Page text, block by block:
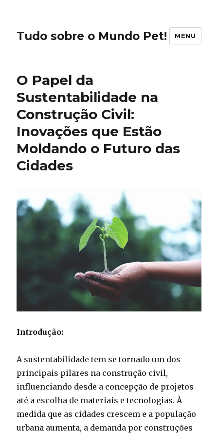
Tudo sobre o Mundo Pet! MENU
O Papel da
Sustentabilidade na
Construção Civil:
Inovações que Estão
Moldando o Futuro das
Cidades
Introdução:
A sustentabilidade tem se tornado um dos
principais pilares na construção civil,
influenciando desde a concepção de projetos
até a escolha de materiais e tecnologias. À
medida que as cidades crescem e a população
urbana aumenta, a demanda por construções